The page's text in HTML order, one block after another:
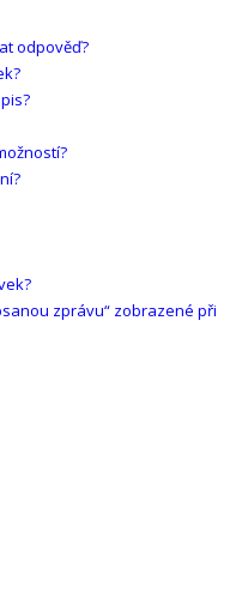
odpověď?
zprávu“ zobrazené při